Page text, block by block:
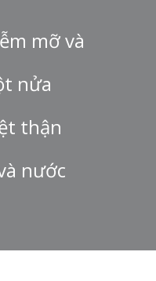
mỡ và
nửa
thận
nước